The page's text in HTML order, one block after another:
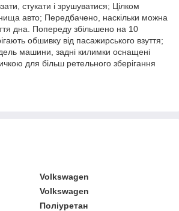
стукати і зрушуватися; Цілком
авто; Передбачено, наскільки можна
дна. Попереду збільшено на 10
обшивку від пасажирського взуття;
машини, задні килимки оснащені
для більш ретельного зберігання
Volkswagen
Volkswagen
Поліуретан